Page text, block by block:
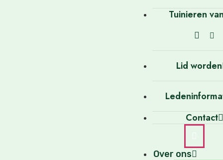
Tuinieren
Lid worden
Contact
Over ons